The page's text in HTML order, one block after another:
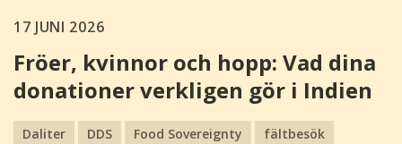
17 JUNI 2026
Fröer, kvinnor och hopp: Vad dina
donationer verkligen gör i Indien
Daliter DDS Food Sovereignty
fältbesök